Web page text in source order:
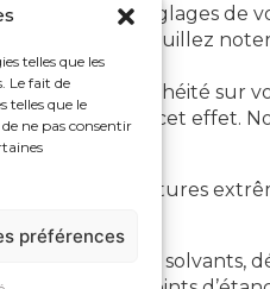
telles que les
Le fait de
telles que le
ne pas consentir
préférences
aucun réglages de
à l’heure. Veuillez
un test d’étanchéité sur
équipé à cet effet.
des températures
montre loin des solvants,